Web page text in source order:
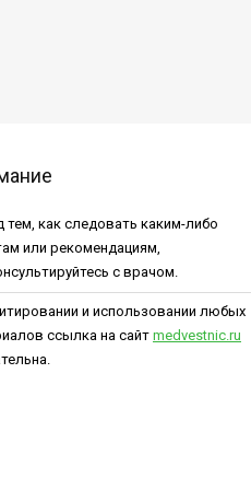
тем, как следовать каким-либо
или рекомендациям,
с врачом.
и использовании любых
ссылка на сайт medvestnic.ru